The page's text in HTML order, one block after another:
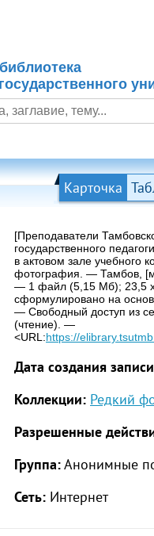
Карточка
[Преподаватели
государственного
в актовом зале учебного
фотография. — Тамбов,
— 1 файл (5,15 Мб); 23,5
сформулировано на
— Свободный доступ из
(чтение). —
<URL:https://
Дата создания
Коллекции: Редкий
Разрешенные
Группа:Анонимные
Сеть: Интернет